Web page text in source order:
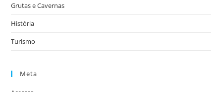
Grutas e Cavernas
História
Turismo
Meta